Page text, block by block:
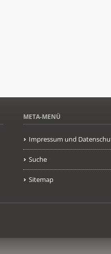
META-MENÜ
Impressum und
Suche
Sitemap